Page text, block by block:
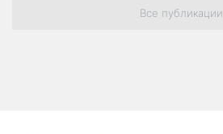
Региональная
логистика
Все публикации